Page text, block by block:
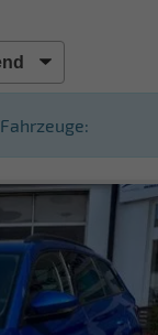
Fahrzeuge: